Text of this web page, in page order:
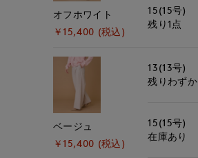
オフホワイト
￥15,400 (税込)
15(15号)
残り1点
ベージュ
￥15,400 (税込)
13(13号)
残りわずか
15(15号)
在庫あり